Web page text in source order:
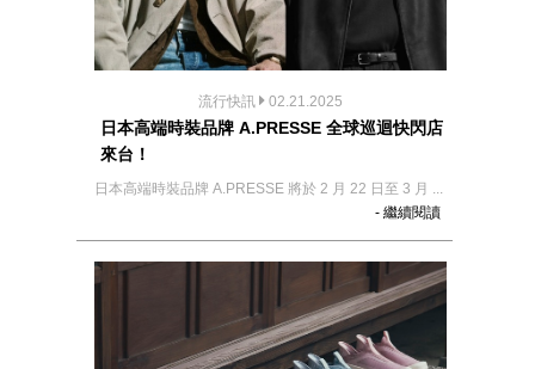
流行快訊 02.21.2025
日本高端時裝品牌 A.PRESSE 全球巡迴快閃店
來台！
日本高端時裝品牌 A.PRESSE 將於 2 月 22 日至 3 月 ...
- 繼續閱讀